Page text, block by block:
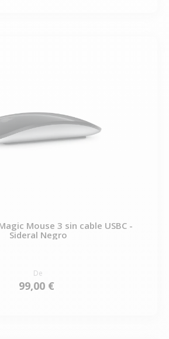
Mouse 3 sin cable USBC -
Sideral Negro
De
99,00 €